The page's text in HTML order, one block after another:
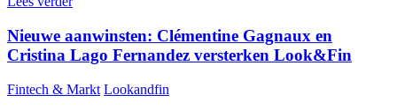
Nieuwe aanwinsten: Clémentine Gagnaux en
Cristina Lago Fernandez versterken Look&Fin
Fintech & Markt Lookandfin